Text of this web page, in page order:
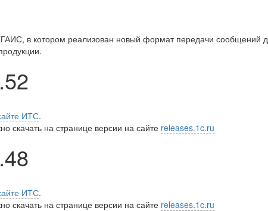
в котором реализован новый формат передачи сообщений
ИТС.
скачать на странице версии на сайте releases.1c.ru
ИТС.
скачать на странице версии на сайте releases.1c.ru